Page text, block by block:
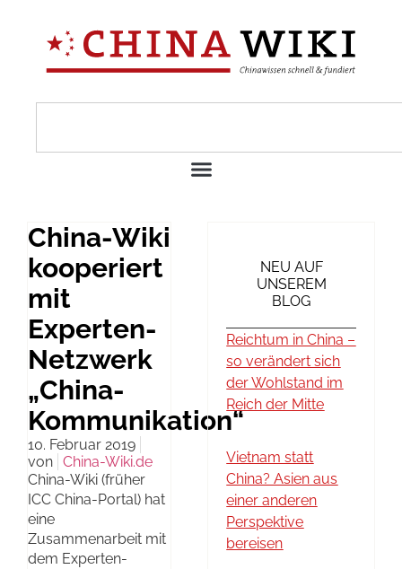
China-Wiki
kooperiert
mit
Experten-
Netzwerk
„China-
Kommunikation“
10. Februar 2019
von China-Wiki.de
China-Wiki (früher
ICC China-Portal) hat
eine
Zusammenarbeit mit
dem Experten-
NEU AUF
UNSEREM
BLOG
Reichtum in China –
so verändert sich
der Wohlstand im
Reich der Mitte
Vietnam statt
China? Asien aus
einer anderen
Perspektive
bereisen